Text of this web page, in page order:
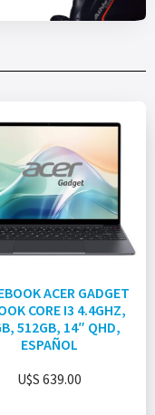
ACER GADGET
CORE I3 4.4GHZ,
512GB, 14″ QHD,
ESPAÑOL
U$S 639.00